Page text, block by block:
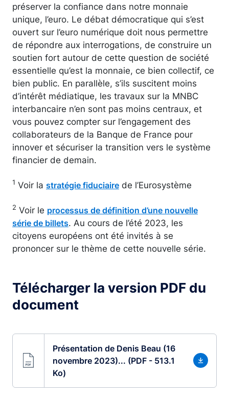
préserver la confiance dans notre monnaie
unique, l’euro. Le débat démocratique qui s’est
ouvert sur l’euro numérique doit nous permettre
de répondre aux interrogations, de construire un
soutien fort autour de cette question de société
essentielle qu’est la monnaie, ce bien collectif, ce
bien public. En parallèle, s’ils suscitent moins
d’intérêt médiatique, les travaux sur la MNBC
interbancaire n’en sont pas moins centraux, et
vous pouvez compter sur l’engagement des
collaborateurs de la Banque de France pour
innover et sécuriser la transition vers le système
financier de demain.
1 Voir la stratégie fiduciaire de l’Eurosystème
2 Voir le processus de définition d’une nouvelle
série de billets. Au cours de l’été 2023, les
citoyens européens ont été invités à se
prononcer sur le thème de cette nouvelle série.
Télécharger la version PDF du
document
Présentation de Denis Beau (16
novembre 2023)... (PDF - 513.1
Ko)